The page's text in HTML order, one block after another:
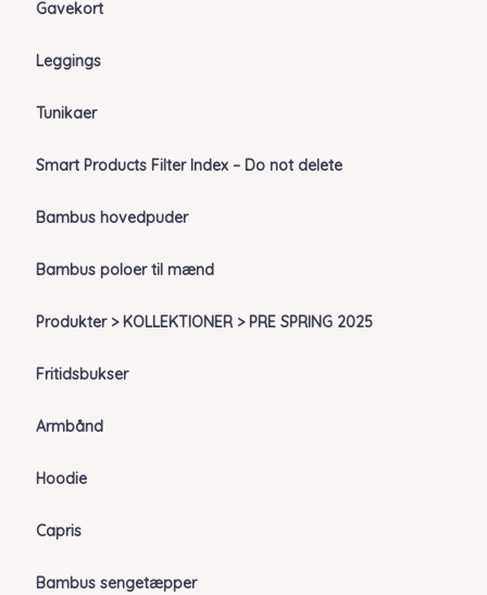
Gavekort
Leggings
Tunikaer
Smart Products Filter Index – Do not delete
Bambus hovedpuder
Bambus poloer til mænd
Produkter > KOLLEKTIONER > PRE SPRING 2025
Fritidsbukser
Armbånd
Hoodie
Capris
Bambus sengetæpper